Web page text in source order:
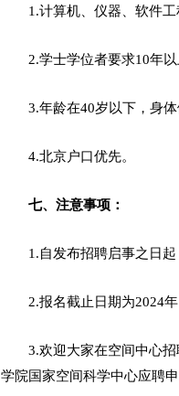
1.计算机、仪器、软件
2.学士学位者要求10年
3.年龄在40岁以下，身体
4.北京户口优先。
七、注意事项：
1.自发布招聘启事之日
2.报名截止日期为2024年
3.欢迎大家在空间中心
学院国家空间科学中心应聘